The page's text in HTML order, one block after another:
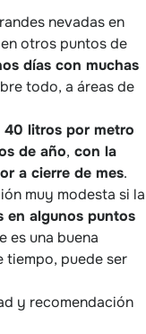
nevadas en
otros puntos de
días con muchas
todo, a áreas de
40 litros por metro
de año, con la
a cierre de mes.
muy modesta si la
en algunos puntos
es una buena
tiempo, puede ser
y recomendación